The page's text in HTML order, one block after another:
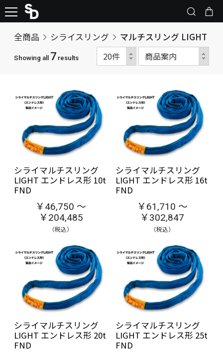
全商品 シライスリング マルチスリング LIGHT
Showing all 7 results
シライマルチスリング
LIGHT エンドレス形 10t
FND
￥46,750 ～
￥204,485
（税込）
シライマルチスリング
LIGHT エンドレス形 16t
FND
￥61,710 ～
￥302,847
（税込）
シライマルチスリング
LIGHT エンドレス形 20t
FND
シライマルチスリング
LIGHT エンドレス形 25t
FND